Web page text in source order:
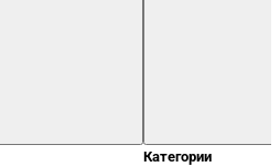
Категории